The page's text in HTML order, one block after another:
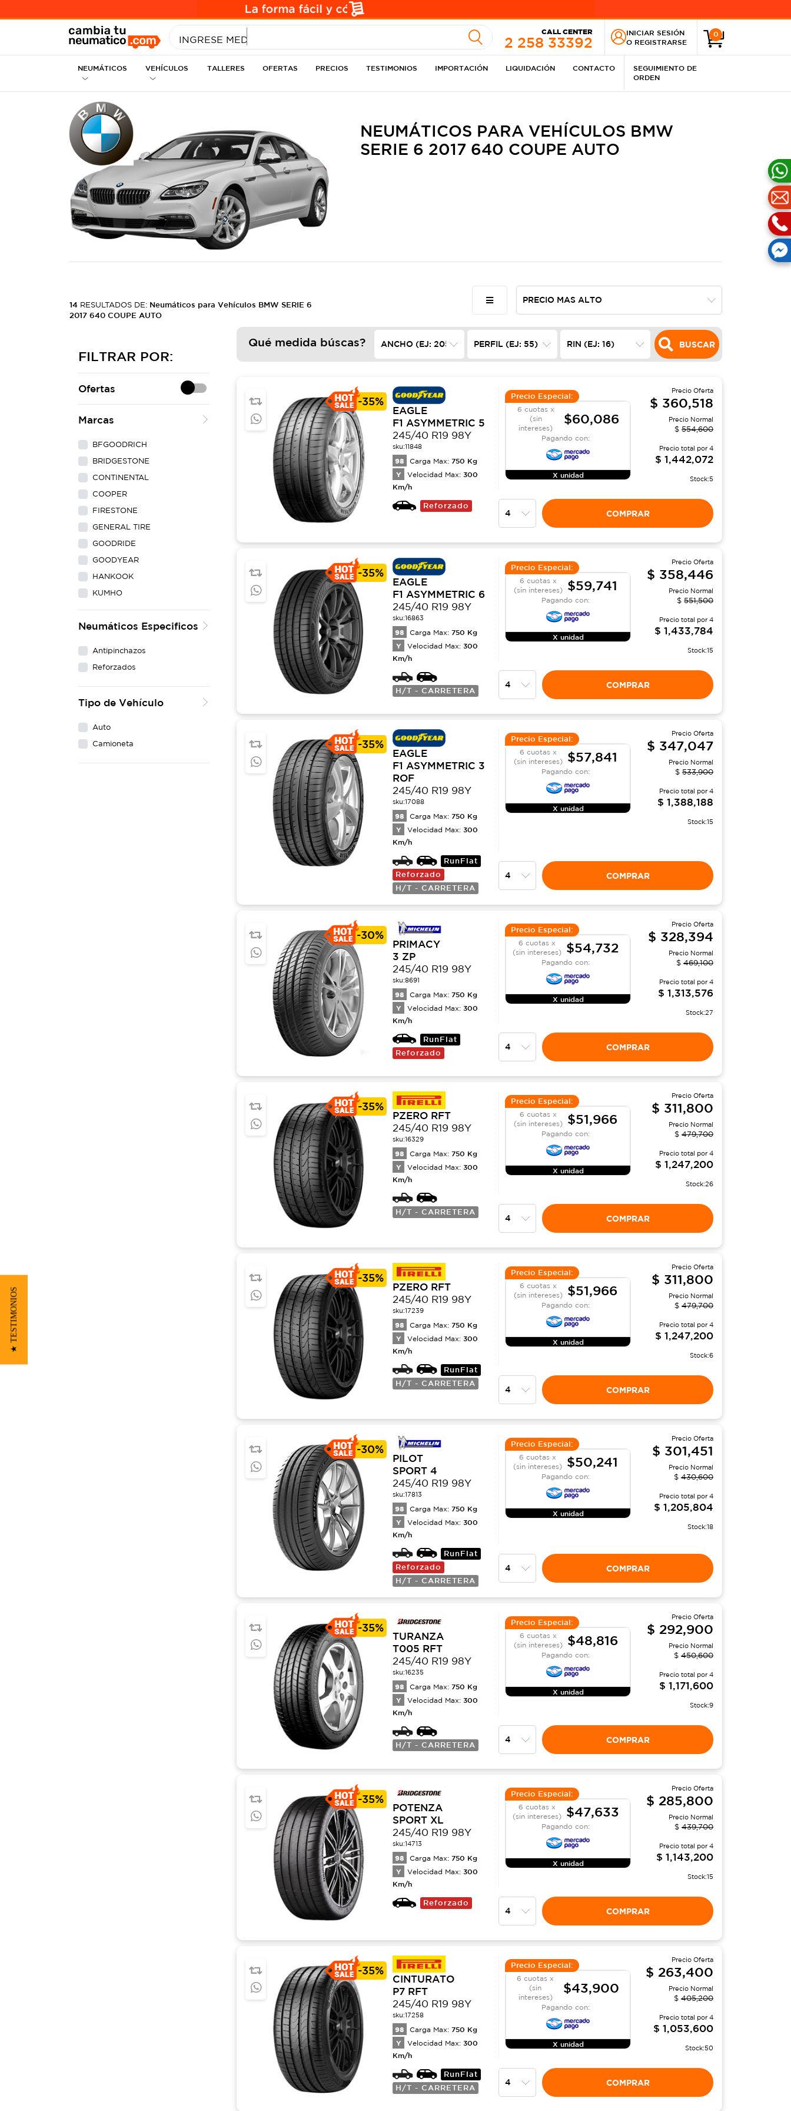
INGRESE MEDIDA
CALL CENTER
2 258 33392
INICIAR SESIÓN
O REGISTRARSE
0
NEUMÁTICOS VEHÍCULOS TALLERES OFERTAS PRECIOS TESTIMONIOS IMPORTACIÓN LIQUIDACIÓN CONTACTO
SEGUIMIENTO DE
ORDEN
NEUMÁTICOS PARA VEHÍCULOS BMW
SERIE 6 2017 640 COUPE AUTO
14 RESULTADOS DE: Neumáticos para Vehículos BMW SERIE 6
2017 640 COUPE AUTO
FILTRAR POR:
Ofertas
Marcas
BFGOODRICH
BRIDGESTONE
CONTINENTAL
COOPER
FIRESTONE
GENERAL TIRE
GOODRIDE
GOODYEAR
HANKOOK
KUMHO
LING LONG
MAXXIS
YOKOHAMA
Neumáticos Especificos
Antipinchazos
Reforzados
Tipo de Vehículo
Auto
Camioneta
Qué medida búscas? BUSCAR
-35%
EAGLE
F1 ASYMMETRIC 5
245/40 R19 98Y
sku:11848
98 Carga Max: 750 Kg
Y Velocidad Max: 300
Km/h
Reforzado
Precio Especial:
6 cuotas x
(sin
intereses)
$60,086
Pagando con:
X unidad
Precio Oferta
$ 360,518
Precio Normal
$ 554,600
Precio total por4
$ 1,442,072
Stock:5
COMPRAR
-35%
EAGLE
F1 ASYMMETRIC 6
245/40 R19 98Y
sku:16863
98 Carga Max: 750 Kg
Y Velocidad Max: 300
Km/h
H/T - CARRETERA
Precio Especial:
6 cuotas x
(sin intereses)
$59,741
Pagando con:
X unidad
Precio Oferta
$ 358,446
Precio Normal
$ 551,500
Precio total por4
$ 1,433,784
Stock:15
COMPRAR
-35%
EAGLE
F1 ASYMMETRIC 3
ROF
245/40 R19 98Y
sku:17088
98 Carga Max: 750 Kg
Y Velocidad Max: 300
Km/h
RunFlat
Reforzado
H/T - CARRETERA
Precio Especial:
6 cuotas x
(sin intereses)
$57,841
Pagando con:
X unidad
Precio Oferta
$ 347,047
Precio Normal
$ 533,900
Precio total por4
$ 1,388,188
Stock:15
COMPRAR
-30%
PRIMACY
3 ZP
245/40 R19 98Y
sku:8691
98 Carga Max: 750 Kg
Y Velocidad Max: 300
Km/h
RunFlat
Reforzado
Precio Especial:
6 cuotas x
(sin intereses)
$54,732
Pagando con:
X unidad
Precio Oferta
$ 328,394
Precio Normal
$ 469,100
Precio total por4
$ 1,313,576
Stock:27
COMPRAR
-35%
PZERO RFT
245/40 R19 98Y
sku:16329
98 Carga Max: 750 Kg
Y Velocidad Max: 300
Km/h
H/T - CARRETERA
Precio Especial:
6 cuotas x
(sin intereses)
$51,966
Pagando con:
X unidad
Precio Oferta
$ 311,800
Precio Normal
$ 479,700
Precio total por4
$ 1,247,200
Stock:26
COMPRAR
-35%
PZERO RFT
245/40 R19 98Y
sku:17239
98 Carga Max: 750 Kg
Y Velocidad Max: 300
Km/h
RunFlat
H/T - CARRETERA
Precio Especial:
6 cuotas x
(sin intereses)
$51,966
Pagando con:
X unidad
Precio Oferta
$ 311,800
Precio Normal
$ 479,700
Precio total por4
$ 1,247,200
Stock:6
COMPRAR
-30%
PILOT
SPORT 4
245/40 R19 98Y
sku:17813
98 Carga Max: 750 Kg
Y Velocidad Max: 300
Km/h
RunFlat
Reforzado
H/T - CARRETERA
Precio Especial:
6 cuotas x
(sin intereses)
$50,241
Pagando con:
X unidad
Precio Oferta
$ 301,451
Precio Normal
$ 430,600
Precio total por4
$ 1,205,804
Stock:18
COMPRAR
-35%
TURANZA
T005 RFT
245/40 R19 98Y
sku:16235
98 Carga Max: 750 Kg
Y Velocidad Max: 300
Km/h
H/T - CARRETERA
Precio Especial:
6 cuotas x
(sin intereses)
$48,816
Pagando con:
X unidad
Precio Oferta
$ 292,900
Precio Normal
$ 450,600
Precio total por4
$ 1,171,600
Stock:9
COMPRAR
-35%
POTENZA
SPORT XL
245/40 R19 98Y
sku:14713
98 Carga Max: 750 Kg
Y Velocidad Max: 300
Km/h
Reforzado
Precio Especial:
6 cuotas x
(sin intereses)
$47,633
Pagando con:
X unidad
Precio Oferta
$ 285,800
Precio Normal
$ 439,700
Precio total por4
$ 1,143,200
Stock:15
COMPRAR
-35%
CINTURATO
P7 RFT
245/40 R19 98Y
sku:17258
98 Carga Max: 750 Kg
Y Velocidad Max: 300
Km/h
RunFlat
H/T - CARRETERA
Precio Especial:
6 cuotas x
(sin
intereses)
$43,900
Pagando con:
X unidad
Precio Oferta
$ 263,400
Precio Normal
$ 405,200
Precio total por4
$ 1,053,600
Stock:50
COMPRAR
★ TESTIMONIOS